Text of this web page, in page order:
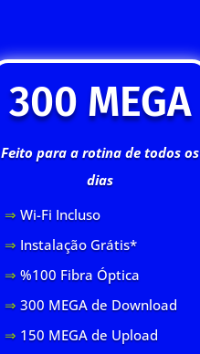
300 MEGA
Feito para a rotina de todos os
dias
⇒ Wi-Fi Incluso
⇒ Instalação Grátis*
⇒ %100 Fibra Óptica
⇒ 300 MEGA de Download
⇒ 150 MEGA de Upload